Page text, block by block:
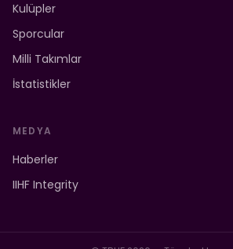
Kulüpler
Sporcular
Milli Takımlar
İstatistikler
MEDYA
Haberler
IIHF Integrity